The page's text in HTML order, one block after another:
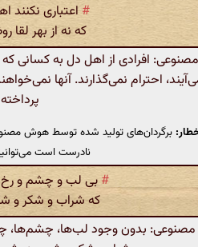
# اعتباری نکنند
که نه از بهر لقا
افرادی از اهل دل به کسانی
احترام نمی‌گذارند. آنها
برگردان‌های تولید شده توسط هوش
نادرست است
# بی لب و چشم و رخ
که شراب و شکر و
بدون وجود لب‌ها، چشم‌ها،